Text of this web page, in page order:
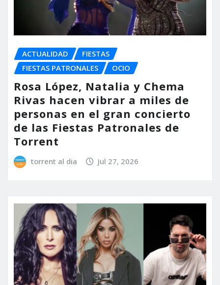
ACTUALIDAD
FIESTAS
FIESTAS PATRONALES
OCIO
Rosa López, Natalia y Chema
Rivas hacen vibrar a miles de
personas en el gran concierto
de las Fiestas Patronales de
Torrent
torrent al dia Jul 27, 2026